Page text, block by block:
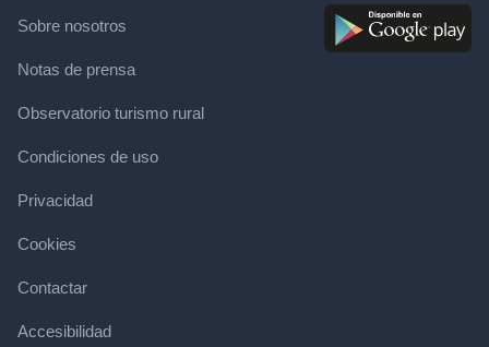
Sobre nosotros
Notas de prensa
Observatorio turismo rural
Condiciones de uso
Privacidad
Cookies
Contactar
Accesibilidad